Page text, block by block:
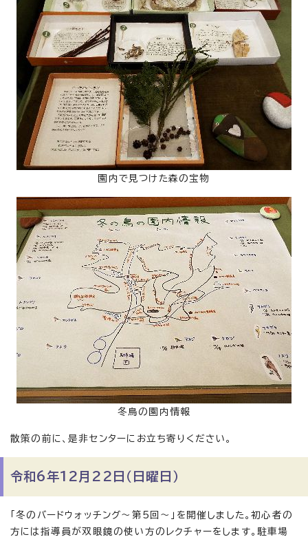
園内で見つけた森の宝物
冬鳥の園内情報
散策の前に、是非センターにお立ち寄りください。
令和6年12月22日（日曜日）
「冬のバードウォッチング〜第5回〜」を開催しました。初心者の
方には指導員が双眼鏡の使い方のレクチャーをします。駐車場